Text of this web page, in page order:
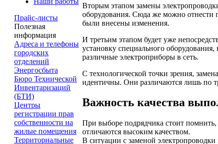
Прайс-листы
Полезная
информация
Адреса и телефоны
городских
отделений
Энергосбыта
Бюро Технической
Инвентаризаций
(БТИ)
Центры
регистрации прав
собственности на
жилые помещения
Территориальные
Вторым этапом замены
оборудования. Сюда же можно отнести
были внесены изменения.
И третьим этапом будет уже
установку специального
различные электроприборы в сеть.
С технологической точки зрения,
идентичны. Они различаются лишь по
Важность качества
При выборе подрядчика стоит
отличаются высоким качеством.
В ситуации с заменой электропроводки